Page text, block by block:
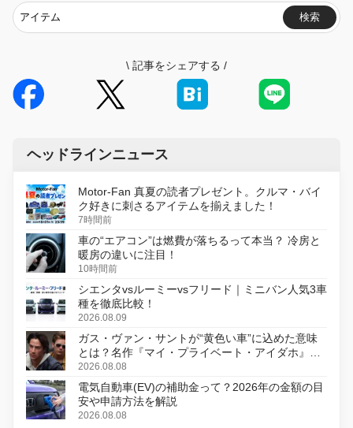
検索
\ 記事をシェアする /
ヘッドラインニュース
Motor-Fan 真夏の読者プレゼント。クルマ・バイ
ク好きに刺さるアイテムを揃えました！
7時間前
車の“エアコン”は燃費が落ちるって本当？ 冷房と
暖房の違いに注目！
10時間前
シエンタvsルーミーvsフリード｜ミニバン人気3車
種を徹底比較！
2026.08.09
ガス・ヴァン・サントが“黄色い車”に込めた意味
とは？名作『マイ・プライベート・アイダホ』が
初のデジタルリマスター版で復活
2026.08.08
電気自動車(EV)の補助金って？2026年の金額の目
安や申請方法を解説
2026.08.08